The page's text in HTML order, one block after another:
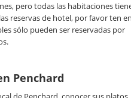
pero todas las habitaciones
reservas de hotel, por favor ten
sólo pueden ser reservadas por
Penchard